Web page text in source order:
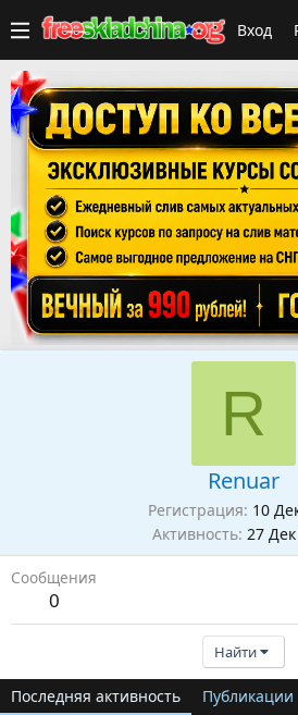
Вход
R
Renuar
Регистрация 10
Активность 27
Сообщения
0
Найти
Последняя активность Публикации